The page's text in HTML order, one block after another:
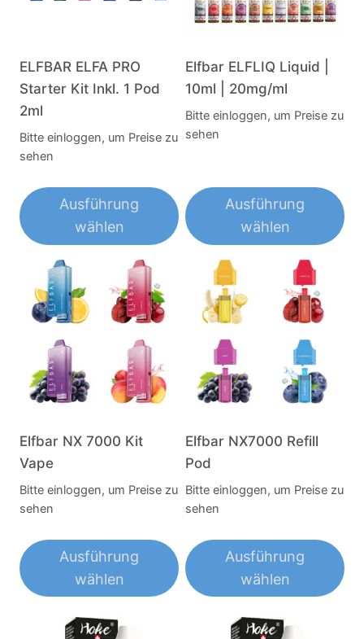
der
gewählt
werden
Die
der
Produktseite
gewählt
ELFBAR ELFA PRO
Starter Kit Inkl. 1 Pod
2ml
Bitte einloggen, um Preise zu
sehen
Ausführung
wählen
Produkt
weist
mehrere
Varianten
Die
Optionen
der
Produktseite
gewählt
werden
Elfbar ELFLIQ Liquid |
10ml | 20mg/ml
Bitte einloggen, um Preise zu
sehen
Ausführung
wählen
Produkt
weist
mehrere
Varianten
Die
Optionen
Produktseite
gewählt
werden
Elfbar NX 7000 Kit
Vape
Bitte einloggen, um Preise zu
sehen
Ausführung
wählen
Produkt
Elfbar NX7000 Refill
Pod
Bitte einloggen, um Preise zu
sehen
Ausführung
wählen
Produkt